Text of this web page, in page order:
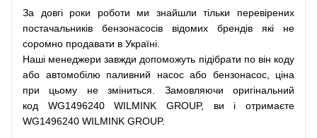
За довгі роки роботи ми знайшли тільки
перевірених
постачальників
бензонасосів відомих брендів які
не
соромно продавати в Україні.
Наші менеджери завжди допоможуть підібрати по він коду
або автомобілю паливний насос або бензонасос,
ціна
при
цьому не зміниться Замовляючи
оригінальний
код WG1496240 WILMINK GROUP, ви і отримаєте
WG1496240 WILMINK GROUP.